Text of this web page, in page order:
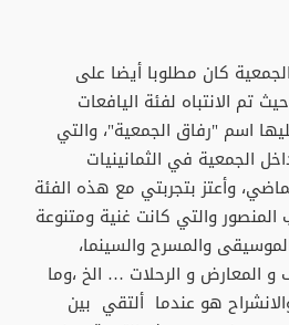
كان مطلوبا أيضا على
تم الانتباه لفئة اليافعات
اسم "رفاق الجمعية"، والتي
الجمعية في الثمانينيات
وأعتز بتجربتي مع هذه الفئة
والتي كانت غنية ومتنوعة
والمسرح والسينما،
و المعارض و الرحلات … الخ ،وما
هو عندما ألتقي بين